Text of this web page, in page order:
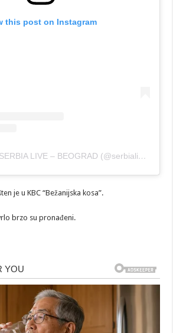
this post on Instagram
A post shared by SERBIA LIVE – BEOGRAD (@serbialive_beograd)
je u KBC “Bežanijska kosa”.
brzo su pronađeni.